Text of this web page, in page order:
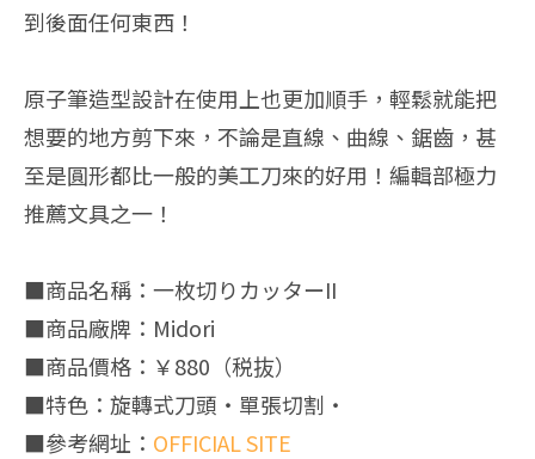
到後面任何東西！
原子筆造型設計在使用上也更加順手，輕鬆就能把
想要的地方剪下來，不論是直線、曲線、鋸齒，甚
至是圓形都比一般的美工刀來的好用！編輯部極力
推薦文具之一！
■商品名稱：一枚切りカッターII
■商品廠牌：Midori
■商品價格：￥880（税抜）
■特色：旋轉式刀頭・單張切割・
■參考網址： OFFICIAL SITE